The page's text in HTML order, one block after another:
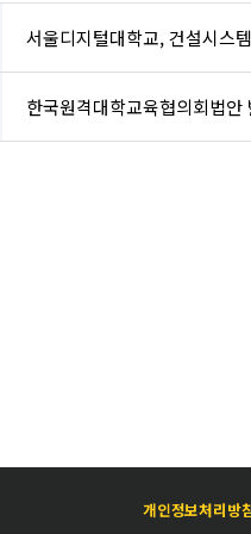
서울디지털대학교, 건설시스
한국원격대학교육협의회법
개인정보처리방